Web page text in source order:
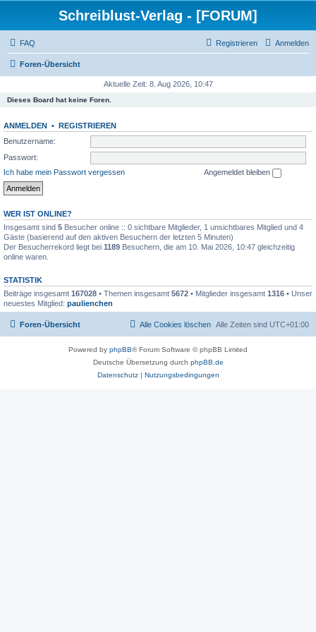
Schreiblust-Verlag - [FORUM]
FAQ Anmelden
Registrieren
Foren-Übersicht
Aktuelle Zeit: 8. Aug 2026, 10:47
Dieses Board hat keine Foren.
ANMELDEN • REGISTRIEREN
Benutzername:
Passwort:
Ich habe mein Passwort vergessen
Angemeldet bleiben
WER IST ONLINE?
Insgesamt sind 5 Besucher online :: 0 sichtbare Mitglieder, 1 unsichtbares Mitglied und 4
Gäste (basierend auf den aktiven Besuchern der letzten 5 Minuten)
Der Besucherrekord liegt bei 1189 Besuchern, die am 10. Mai 2026, 10:47 gleichzeitig
online waren.
STATISTIK
Beiträge insgesamt 167028 • Themen insgesamt 5672 • Mitglieder insgesamt 1316 • Unser
neuestes Mitglied: paulienchen
Foren-Übersicht Alle Zeiten sind UTC+01:00
Alle Cookies löschen
Powered by phpBB® Forum Software © phpBB Limited
Deutsche Übersetzung durch phpBB.de
Datenschutz| Nutzungsbedingungen